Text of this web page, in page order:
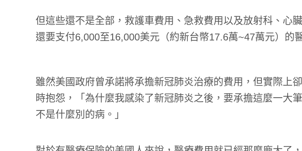
但這些還不是全部，救護車費用、急救費用以及放射科、心
還要支付6,000至16,000美元（約新台幣17.6萬~47萬元）的
雖然美國政府曾承諾將承擔新冠肺炎治療的費用，但實際上
時抱怨，「為什麼我感染了新冠肺炎之後，要承擔這麼一大
不是什麼別的病。」